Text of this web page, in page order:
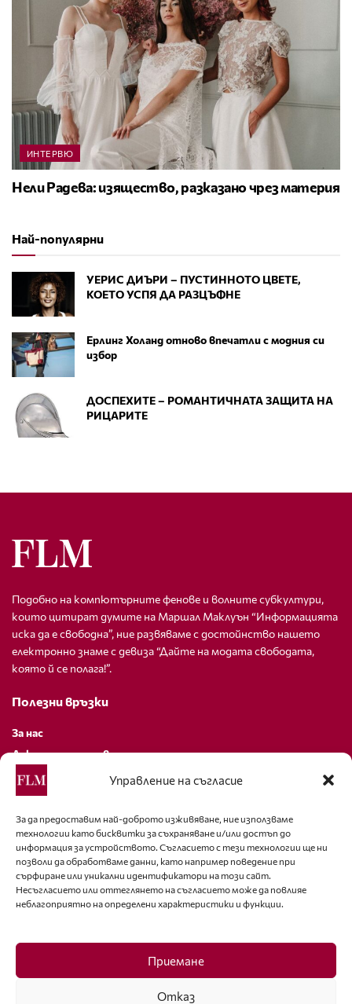
Управление на съгласие
За да предоставим най-доброто изживяване, ние използваме
технологии като бисквитки за съхраняване и/или достъп до
информация за устройството. Съгласието с тези технологии ще ни
позволи да обработваме данни, като например поведение при
сърфиране или уникални идентификатори на този сайт.
Несъгласието или оттеглянето на съгласието може да повлияе
неблагоприятно на определени характеристики и функции.
Приемане
Отказ
ИНТЕРВЮ
Нели Радева: изящество, разказано чрез материя
Най-популярни
УЕРИС ДИЪРИ – ПУСТИННОТО ЦВЕТЕ,
КОЕТО УСПЯ ДА РАЗЦЪФНЕ
Ерлинг Холанд отново впечатли с модния си
избор
ДОСПЕХИТЕ – РОМАНТИЧНАТА ЗАЩИТА НА
РИЦАРИТЕ
Подобно на компютърните фенове и волните субкултури,
които цитират думите на Маршал Маклуън “Информацията
иска да е свободна”, ние развяваме с достойнство нашето
електронно знаме с девиза “Дайте на модата свободата,
която й се полага!”.
Полезни връзки
За нас
Декларация за поверителност
Политика за бисквитки
За контакти
editor@fashion-lifestyle.net
+359 88 227 33 47
Последвайте ни
Facebook